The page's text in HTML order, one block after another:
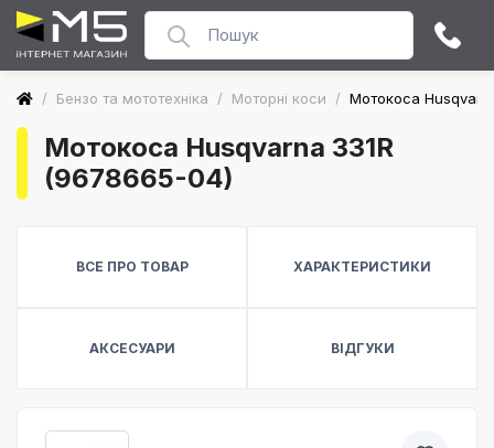
/ Бензо та мототехніка / Моторні коси / Мотокоса
Мотокоса Husqvarna 331R
(9678665-04)
ВСЕ ПРО ТОВАР ХАРАКТЕРИСТИКИ
АКСЕСУАРИ ВІДГУКИ